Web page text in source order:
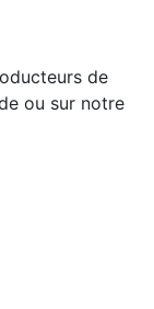
de
ou sur notre